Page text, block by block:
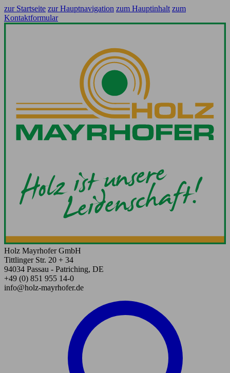
zur Startseite zur Hauptnavigation zum Hauptinhalt zum
Kontaktformular
Holz Mayrhofer GmbH
Tittlinger Str. 20 + 34
94034 Passau - Patriching, DE
+49 (0) 851 955 14-0
info@holz-mayrhofer.de